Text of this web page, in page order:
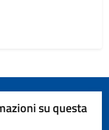
su questa